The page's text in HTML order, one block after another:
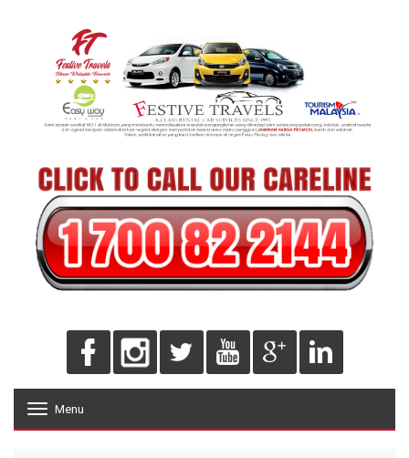
o
Menu